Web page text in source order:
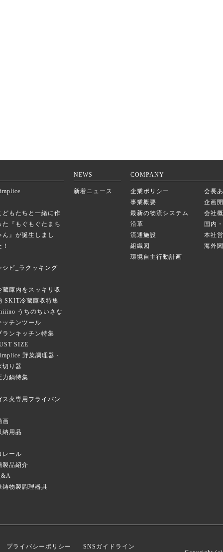
どもたちと一緒に作
た『もぐもぐたまち
ん』が誕生しまし
！
シピ_ラクッキング
蔵庫内をスッキリ収
SKIT冷蔵庫収特集
うちのちいさな
ッチンツール
ランキッチン特集
SIZE
野菜調理器・
切り器
力鍋特集
ス火専用フライパン
画
納用品
レール
製品紹介
鋳物製調理器具
NEWS
新着ニュース
COMPANY
企業ポリシー
会長
事業概要
企画
最新の物流システム
会社
沿革
国内
流通施設
本社
組織図
海外
環境自主行動計画
プライバシーポリシー
SNSガイドライン